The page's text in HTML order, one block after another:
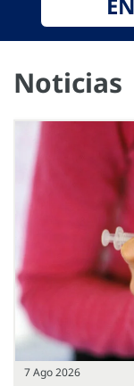
Noticias
7 Ago 2026